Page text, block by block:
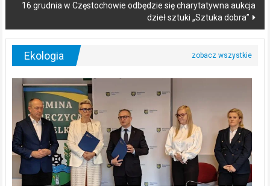
16 grudnia w Częstochowie odbędzie się charytatywna aukcja
dzieł sztuki „Sztuka dobra”
Ekologia